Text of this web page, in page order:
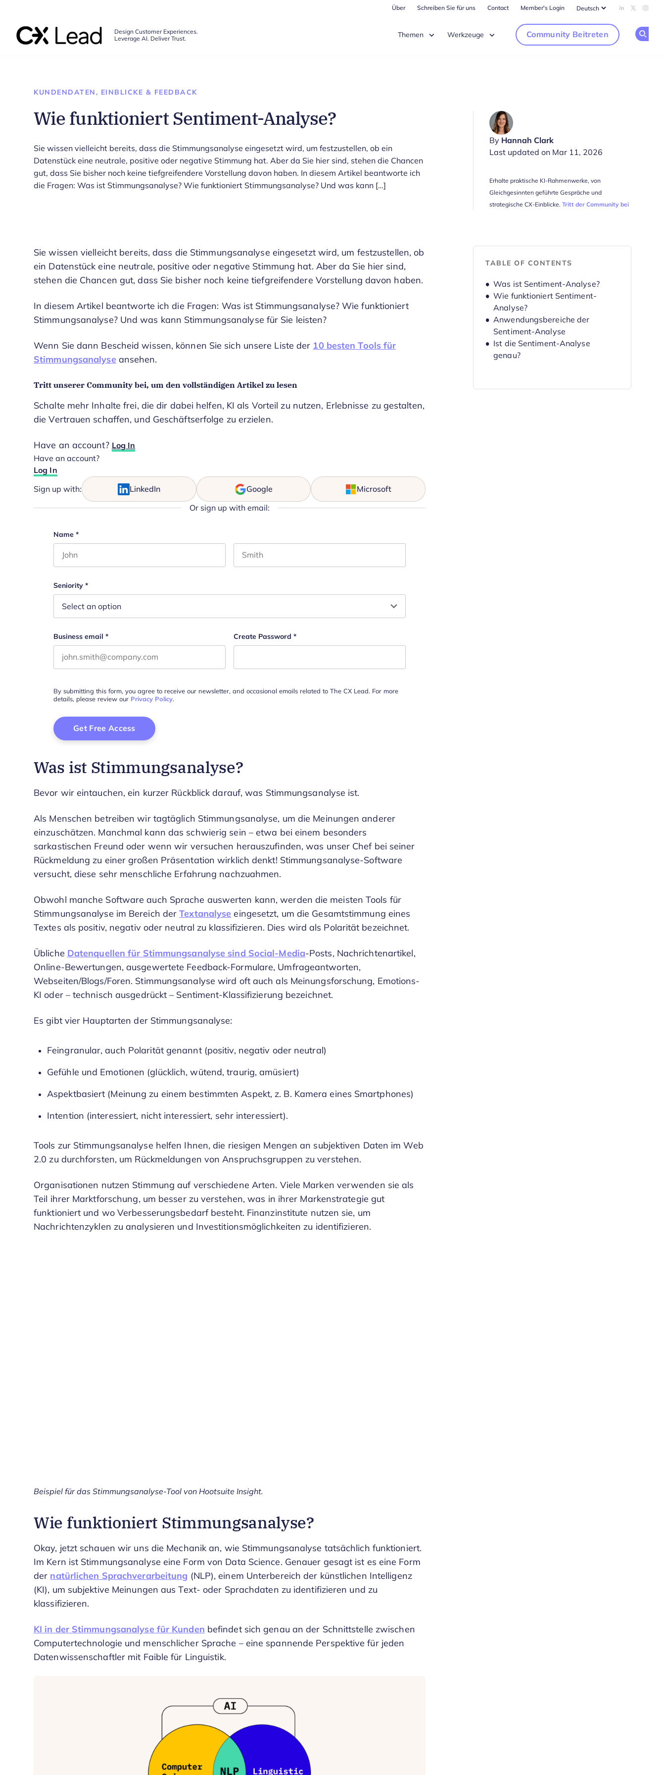
Über Schreiben Sie für uns Contact Member's Login Add us on
Follow
Design Customer Experiences.
Leverage AI. Deliver Trust.
Themen Werkzeuge Community Beitreten
KUNDENDATEN, EINBLICKE & FEEDBACK
Wie funktioniert Sentiment-Analyse?
By Hannah Clark
Last updated on Mar 11, 2026
Erhalte praktische KI-Rahmenwerke, von
Gleichgesinnten geführte Gespräche und
strategische CX-Einblicke. Tritt der Community bei
Sie wissen vielleicht bereits, dass die Stimmungsanalyse eingesetzt wird, um festzustellen, ob ein
Datenstück eine neutrale, positive oder negative Stimmung hat. Aber da Sie hier sind, stehen die Chancen
gut, dass Sie bisher noch keine tiefgreifendere Vorstellung davon haben. In diesem Artikel beantworte ich
die Fragen: Was ist Stimmungsanalyse? Wie funktioniert Stimmungsanalyse? Und was kann […]
Sie wissen vielleicht bereits, dass die Stimmungsanalyse eingesetzt wird, um festzustellen, ob
ein Datenstück eine neutrale, positive oder negative Stimmung hat. Aber da Sie hier sind,
stehen die Chancen gut, dass Sie bisher noch keine tiefgreifendere Vorstellung davon haben.
In diesem Artikel beantworte ich die Fragen: Was ist Stimmungsanalyse? Wie funktioniert
Stimmungsanalyse? Und was kann Stimmungsanalyse für Sie leisten?
Wenn Sie dann Bescheid wissen, können Sie sich unsere Liste der 10 besten Tools für
Stimmungsanalyse ansehen.
Tritt unserer Community bei, um den vollständigen Artikel zu lesen
Schalte mehr Inhalte frei, die dir dabei helfen, KI als Vorteil zu nutzen, Erlebnisse zu gestalten,
die Vertrauen schaffen, und Geschäftserfolge zu erzielen.
Have an account? Log In
Have an account?
Log In
Sign up with: LinkedIn Google Microsoft
Or sign up with email:
Email
Name *
Seniority *
Business email * Create Password *
By submitting this form, you agree to receive our newsletter, and occasional emails related to The CX Lead. For more
details, please review our Privacy Policy.
Was ist Stimmungsanalyse?
Bevor wir eintauchen, ein kurzer Rückblick darauf, was Stimmungsanalyse ist.
Als Menschen betreiben wir tagtäglich Stimmungsanalyse, um die Meinungen anderer
einzuschätzen. Manchmal kann das schwierig sein – etwa bei einem besonders
sarkastischen Freund oder wenn wir versuchen herauszufinden, was unser Chef bei seiner
Rückmeldung zu einer großen Präsentation wirklich denkt! Stimmungsanalyse-Software
versucht, diese sehr menschliche Erfahrung nachzuahmen.
Obwohl manche Software auch Sprache auswerten kann, werden die meisten Tools für
Stimmungsanalyse im Bereich derTextanalyse eingesetzt, um die Gesamtstimmung eines
Textes als positiv, negativ oder neutral zu klassifizieren. Dies wird als Polarität bezeichnet.
Übliche Datenquellen für Stimmungsanalyse sind Social-Media-Posts, Nachrichtenartikel,
Online-Bewertungen, ausgewertete Feedback-Formulare, Umfrageantworten,
Webseiten/Blogs/Foren. Stimmungsanalyse wird oft auch als Meinungsforschung, Emotions-
KI oder – technisch ausgedrückt – Sentiment-Klassifizierung bezeichnet.
Es gibt vier Hauptarten der Stimmungsanalyse:
Feingranular, auch Polarität genannt (positiv, negativ oder neutral)
Gefühle und Emotionen (glücklich, wütend, traurig, amüsiert)
Aspektbasiert (Meinung zu einem bestimmten Aspekt, z. B. Kamera eines Smartphones)
Intention (interessiert, nicht interessiert, sehr interessiert).
Tools zur Stimmungsanalyse helfen Ihnen, die riesigen Mengen an subjektiven Daten im Web
2.0 zu durchforsten, um Rückmeldungen von Anspruchsgruppen zu verstehen.
Organisationen nutzen Stimmung auf verschiedene Arten. Viele Marken verwenden sie als
Teil ihrer Marktforschung, um besser zu verstehen, was in ihrer Markenstrategie gut
funktioniert und wo Verbesserungsbedarf besteht. Finanzinstitute nutzen sie, um
Nachrichtenzyklen zu analysieren und Investitionsmöglichkeiten zu identifizieren.
Beispiel für das Stimmungsanalyse-Tool von Hootsuite Insight.
Wie funktioniert Stimmungsanalyse?
Okay, jetzt schauen wir uns die Mechanik an, wie Stimmungsanalyse tatsächlich funktioniert.
Im Kern ist Stimmungsanalyse eine Form von Data Science. Genauer gesagt ist es eine Form
der natürlichen Sprachverarbeitung (NLP), einem Unterbereich der künstlichen Intelligenz
(KI), um subjektive Meinungen aus Text- oder Sprachdaten zu identifizieren und zu
klassifizieren.
KI in der Stimmungsanalyse für Kunden befindet sich genau an der Schnittstelle zwischen
Computertechnologie und menschlicher Sprache – eine spannende Perspektive für jeden
Datenwissenschaftler mit Faible für Linguistik.
TABLE OF CONTENTS
Was ist Sentiment-Analyse?
Wie funktioniert Sentiment-
Analyse?
Anwendungsbereiche der
Sentiment-Analyse
Ist die Sentiment-Analyse
genau?